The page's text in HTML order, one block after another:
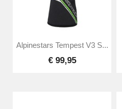
Alpinestars Tempest V3 S...
€ 99,95